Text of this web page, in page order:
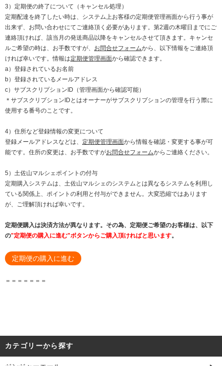
3）定期便の終了について（キャンセル処理）
定期配達を終了したい時は、システム上お客様の定期便管理画面から行う事が
出来ず、お問い合わせにてご連絡頂く必要があります。第2週の木曜日までにご
連絡頂ければ、該当月の発送商品以降をキャンセルさせて頂きます。キャンセ
ルご希望の時は、お手数ですが、 お問合せフォームから、以下情報をご連絡頂
ければ幸いです。情報は定期便管理画面から確認できます。
a）登録されているお名前
b）登録されているメールアドレス
c）サブスクリプションID（管理画面から確認可能）
＊サブスクリプションIDとはオーナーがサブスクリプションの管理を行う際に
使用する番号のことです。
4）住所など登録情報の変更について
登録メールアドレスなどは、 定期便管理画面から情報を確認・変更する事が可
能です。住所の変更は、お手数ですがお問合せフォームからご連絡ください。
5）土佐山マルシェポイントの付与
定期購入システムは、土佐山マルシェのシステムとは異なるシステムを利用し
ている関係上、ポイントの利用と付与ができません。大変恐縮ではあります
が、ご理解頂ければ幸いです。
定期便購入は決済方法が異なります。その為、定期便ご希望のお客様は、以下
の"定期便の購入に進む"ボタンからご購入頂ければと思います。
定期便の購入に進む
＝＝＝＝＝＝＝
カテゴリーから探す